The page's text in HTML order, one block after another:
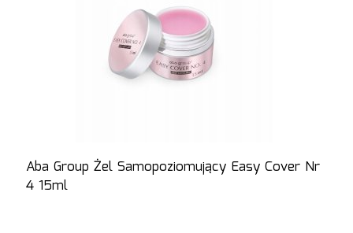
Aba Group Żel Samopoziomujący Easy Cover Nr
4 15ml